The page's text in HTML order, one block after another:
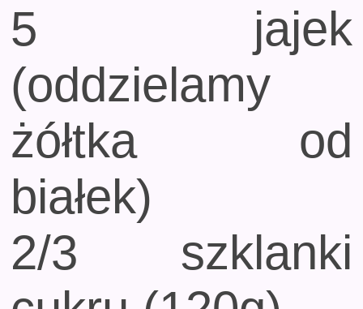
5 jajek
(oddzielamy
żółtka od
białek)
2/3 szklanki